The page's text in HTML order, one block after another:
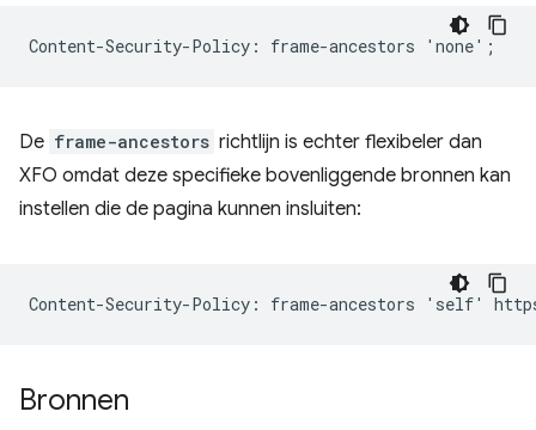
De frame-ancestors richtlijn is echter flexibeler dan
XFO omdat deze specifieke bovenliggende bronnen kan
instellen die de pagina kunnen insluiten:
Bronnen